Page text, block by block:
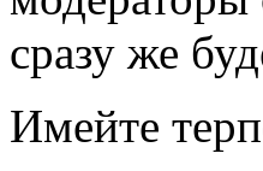
сразу же
Имейте